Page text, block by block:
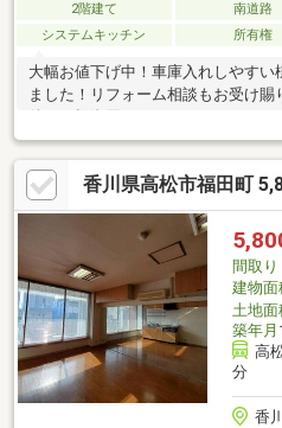
2階建て 南道路
システムキッチン
所有権
大幅お値下げ中！車庫入れしやすい
ました！リフォーム相談もお受け賜
て暮らしませんか？？
香川県高松市福田町
間取り
建物面
土地面
築年月
高
分
香